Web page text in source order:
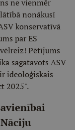
ne vienmēr
nonākusī
konservatīvā
par ES
Pētījums
sagatavots ASV
ideoloģiskais
2025".